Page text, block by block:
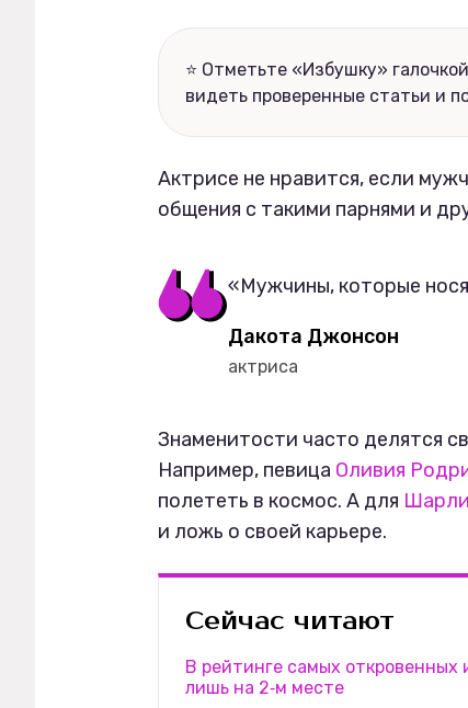
⭐ Отметьте «Избушку»
видеть проверенные статьи и
Актрисе не нравится, если
общения с такими парнями и
«Мужчины, которые
Дакота Джонсон
актриса
Знаменитости часто делятся
Например, певица Оливия
полететь в космос. А для
и ложь о своей карьере.
Сейчас читают
В рейтинге самых откровенных
лишь на 2‑м месте